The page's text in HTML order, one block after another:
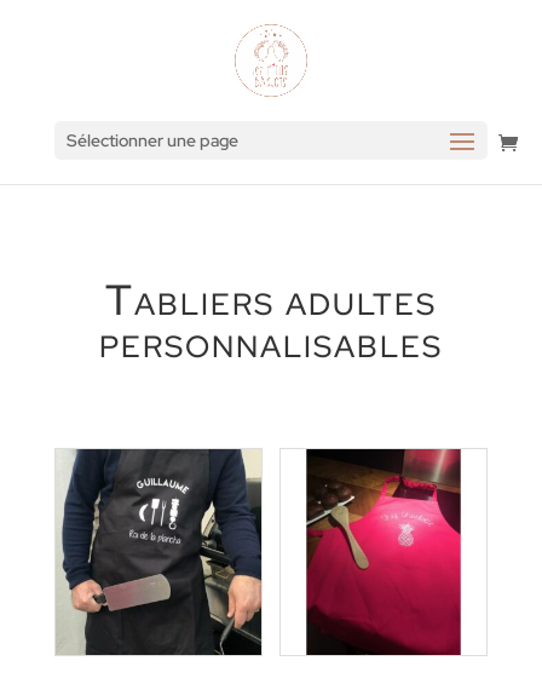
Sélectionner une page
Tabliers adultes
personnalisables